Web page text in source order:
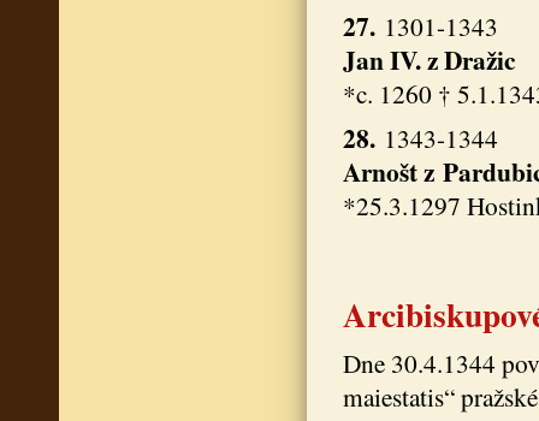
27.1301-1343
Jan IV.z Dražic
*c. 1260 †
28.1343-1344
Arnošt z
*25.3.1297
Dne 30.4.1344
maiestatis“